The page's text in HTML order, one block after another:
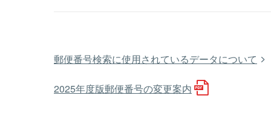
郵便番号検索に使用されているデータについて
2025年度版郵便番号の変更案内